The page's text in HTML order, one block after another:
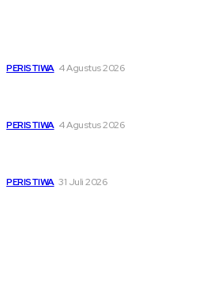
PERISTIWA 4 Agustus 2026
PERISTIWA 4 Agustus 2026
PERISTIWA 31 Juli 2026